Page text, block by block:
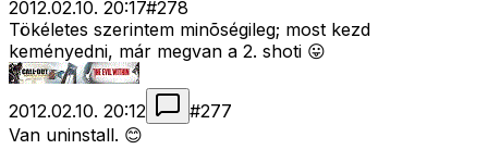
2012.02.10. 20:17#278
Tökéletes szerintem minõségileg; most kezd
keményedni, már megvan a 2. shoti 😛
2012.02.10. 20:12 #277
Van uninstall. 😊